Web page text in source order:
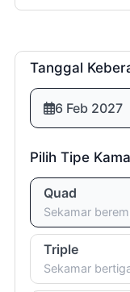
minggu
Room List
Tanggal
6 Feb 2027
Pilih Tipe
Quad
Sekamar
Triple
Sekamar